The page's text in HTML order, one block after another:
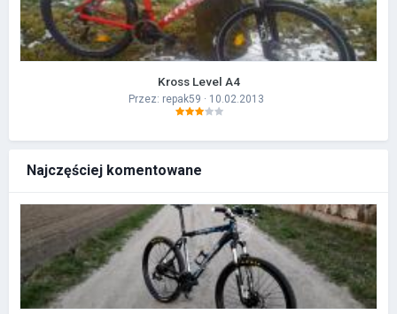
Kross Level A4
Przez: repak59 · 10.02.2013
Najczęściej komentowane